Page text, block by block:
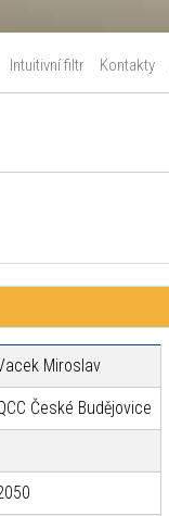
Intuitivní filtr Kontakty
Miroslav
České Budějovice